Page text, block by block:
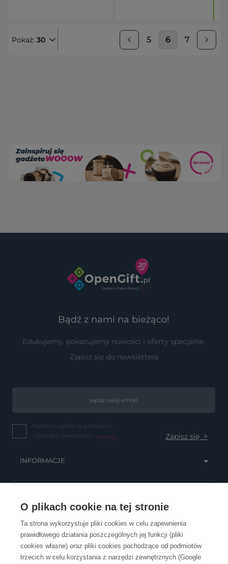
O plikach cookie na tej stronie
Ta strona wykorzystuje pliki cookies w celu zapewnienia
prawidłowego działania poszczególnych jej funkcji (pliki
cookies własne) oraz pliki cookies pochodzące od podmiotów
trzecich w celu korzystania z narzędzi zewnętrznych (Google
Pokaż: 30 5 6 7
Bądź z nami na bieżąco!
Edukujemy, pokazujemy nowości i oferty specjalne.
Zapisz się do newslettera
Wyrażam zgodę na przesyłanie
informacji handlowych... (więcej)
INFORMACJE
OBSŁUGA KLIENTA
KONTAKT